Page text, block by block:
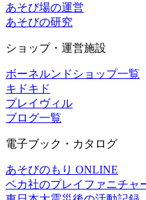
あそび場の運営
あそびの研究
ショップ・運営施設
ボーネルンドショップ一覧
キドキド
プレイヴィル
ブログ一覧
電子ブック・カタログ
あそびのもり ONLINE
ベカ社のプレイファニチャ